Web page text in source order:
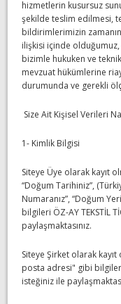
hizmetlerin kusursuz
şekilde teslim edilmesi,
bildirimlerimizin
ilişkisi içinde
bizimle hukuken ve
mevzuat hükümlerine
durumunda ve gerekli
Size Ait Kişisel Verileri
1- Kimlik Bilgisi
Siteye Üye olarak kayıt
“Doğum Tarihiniz”,
Numaranız”, “Doğum
bilgileri ÖZ-AY TEKSTİL
paylaşmaktasınız.
Siteye Şirket olarak kayıt
posta adresi" gibi bilgileri
isteğiniz ile